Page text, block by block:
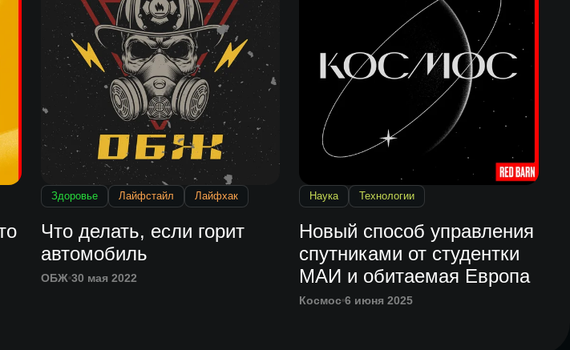
Здоровье Лайфстайл Лайфхак
Что делать, если горит
автомобиль
ОБЖ 30 мая 2022
Наука Технологии
Новый способ управления
спутниками от студентки
МАИ и обитаемая Европа
Космос 6 июня 2025